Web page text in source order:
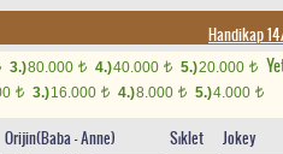
Handikap
3.)80.000 t 4.)40.000 t 5.)20.000 t
t 3.)16.000 t 4.)8.000 t 5.)4.000 t
Orijin(Baba - Anne) Sıklet Jokey